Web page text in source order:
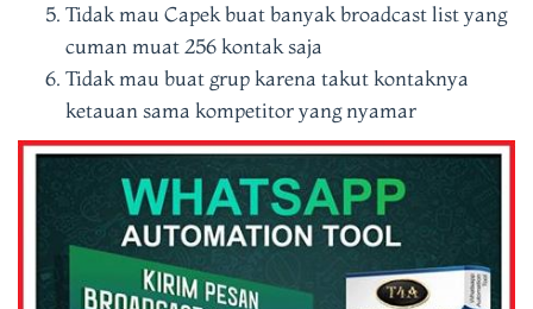
Tidak mau Capek buat banyak broadcast list yang
cuman muat 256 kontak saja
Tidak mau buat grup karena takut kontaknya
ketauan sama kompetitor yang nyamar